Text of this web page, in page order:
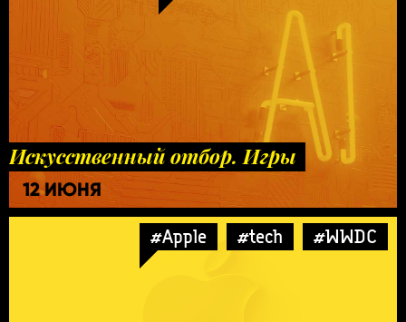
Искусственный отбор. Игры
12 ИЮНЯ
#Apple #tech #WWDC